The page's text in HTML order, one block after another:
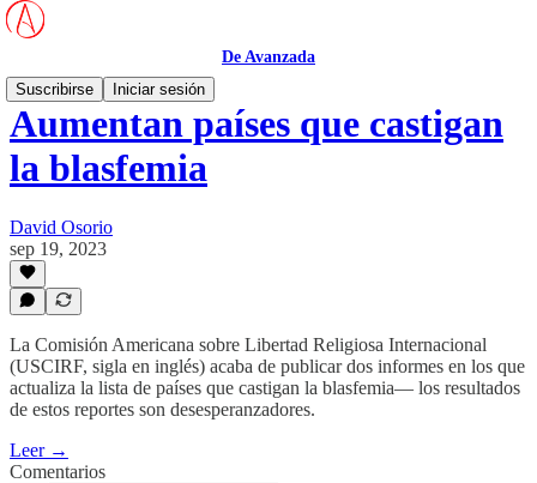
De Avanzada
Suscribirse
Iniciar sesión
Aumentan países que castigan
la blasfemia
David Osorio
sep 19, 2023
La Comisión Americana sobre Libertad Religiosa Internacional
(USCIRF, sigla en inglés) acaba de publicar dos informes en los que
actualiza la lista de países que castigan la blasfemia— los resultados
de estos reportes son desesperanzadores.
Leer →
Comentarios